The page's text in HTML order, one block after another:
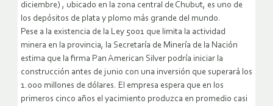
diciembre) , ubicado en la zona central de Chubut, es uno de
los depósitos de plata y plomo más grande del mundo.
Pese a la existencia de la Ley 5001 que limita la actividad
minera en la provincia, la Secretaría de Minería de la Nación
estima que la firma Pan American Silver podría iniciar la
construcción antes de junio con una inversión que superará los
1.000 millones de dólares. El empresa espera que en los
primeros cinco años el yacimiento produzca en promedio casi